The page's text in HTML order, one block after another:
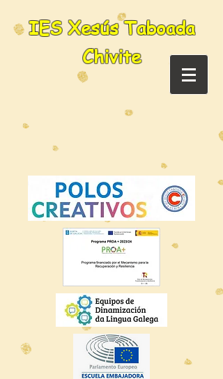
IES Xesús Taboada
Chivite